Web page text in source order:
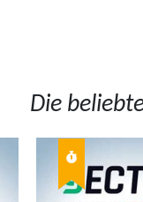
Die